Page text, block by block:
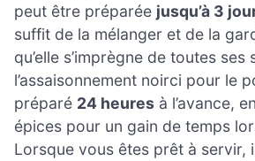
peut être préparée jusqu’à 3
suffit de la mélanger et de la
qu’elle s’imprègne de toutes ses
l’assaisonnement noirci pour le
préparé 24 heures à l’avance,
épices pour un gain de temps
Lorsque vous êtes prêt à servir,